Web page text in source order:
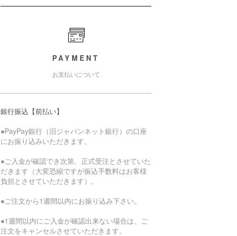
PAYMENT
お支払いについて
銀行振込【前払い】
●PayPay銀行（旧ジャパンネット銀行）の口座
にお振り込みいただきます。
●ご入金が確認でき次第、正式受注とさせていた
だきます（大変恐縮ですが振込手数料はお客様
負担とさせていただきます）。
●ご注文から1週間以内にお振り込み下さい。
●1週間以内にご入金が確認出来ない場合は、ご
注文をキャンセルさせていただきます。